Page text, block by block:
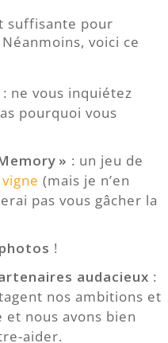
suffisante pour
voici ce
: ne vous inquiétez
pourquoi vous
» : un jeu de
(mais je n’en
pas vous gâcher la
!
audacieux :
nos ambitions et
nous avons bien
aider.